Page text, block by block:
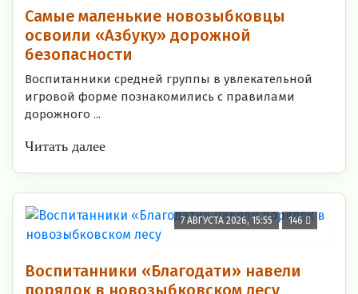
Самые маленькие новозыбковцы
освоили «Азбуку» дорожной
безопасности
Воспитанники средней группы в увлекательной
игровой форме познакомились с правилами
дорожного ...
Читать далее
7 АВГУСТА 2026, 15:55 146
Воспитанники «Благодати» навели
порядок в новозыбковском лесу